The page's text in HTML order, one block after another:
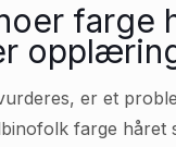
farge
er et
farge håret